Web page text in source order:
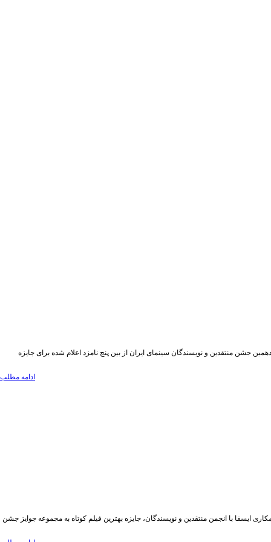
جشن منتقدین و نویسندگان سینمای ایران از بین پنج نامزد اعلام شده برای جایزه
ادامه مطلب
ایسفا با انجمن منتقدین و نویسندگان، جایزه بهترین فیلم کوتاه به مجموعه جوایز جشن